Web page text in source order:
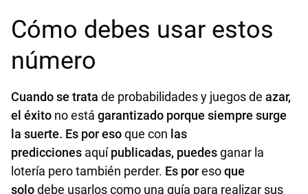
Cómo debes usar estos
número
Cuando se trata de probabilidades y juegos de azar,
el éxito no está garantizado porque siempre surge
la suerte. Es por esoque con las
predicciones aquípublicadas, puedesganar la
lotería pero también perder. Es poresoque
solodebe usarlos como una guía para realizar sus